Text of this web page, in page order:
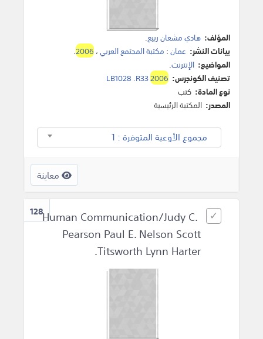
المؤلف: هادي مشعان ربيع.
بيانات النشر: عمان: مكتبة المجتمع العربي،2006
.
المواضيع: الإنترنت.
تصنيف الكونجرس:
LB1028 .R332006
نوع المادة: كتب
المصدر: المكتبة الرئيسية
مجموع الأوعية المتوفرة : 1
معاينة
128Human Communication/Judy C.
Pearson Paul E. Nelson Scott
Titsworth Lynn Harter.